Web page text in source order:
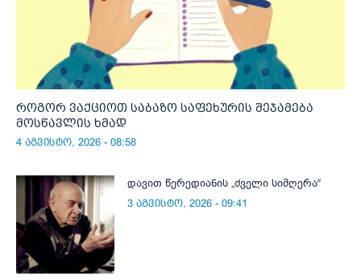
როგორ ვაქციოთ საბაზო საფეხურის შეჯამება
მოსწავლის ხმად
4 აგვისტო, 2026 - 08:58
დავით წერედიანის „ძველი სიმღერა“
3 აგვისტო, 2026 - 09:41